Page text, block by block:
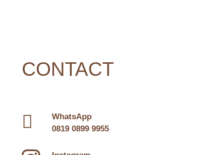
CONTACT

WhatsApp
0819 0899 9955